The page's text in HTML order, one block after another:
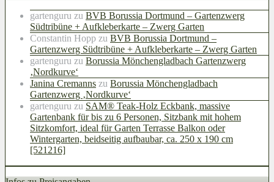
gartenguru zu BVB Borussia Dortmund – Gartenzwerg
Südtribüne + Aufkleberkarte – Zwerg Garten
Constantin Hopp zu BVB Borussia Dortmund –
Gartenzwerg Südtribüne + Aufkleberkarte – Zwerg Garten
gartenguru zu Borussia Mönchengladbach Gartenzwerg
‚Nordkurve‘
Janina Cremanns zu Borussia Mönchengladbach
Gartenzwerg ‚Nordkurve‘
gartenguru zu SAM® Teak-Holz Eckbank, massive
Gartenbank für bis zu 6 Personen, Sitzbank mit hohem
Sitzkomfort, ideal für Garten Terrasse Balkon oder
Wintergarten, beidseitig aufbaubar, ca. 250 x 190 cm
[521216]